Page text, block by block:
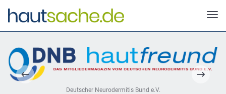
Deutscher Neurodermitis Bund e.V.